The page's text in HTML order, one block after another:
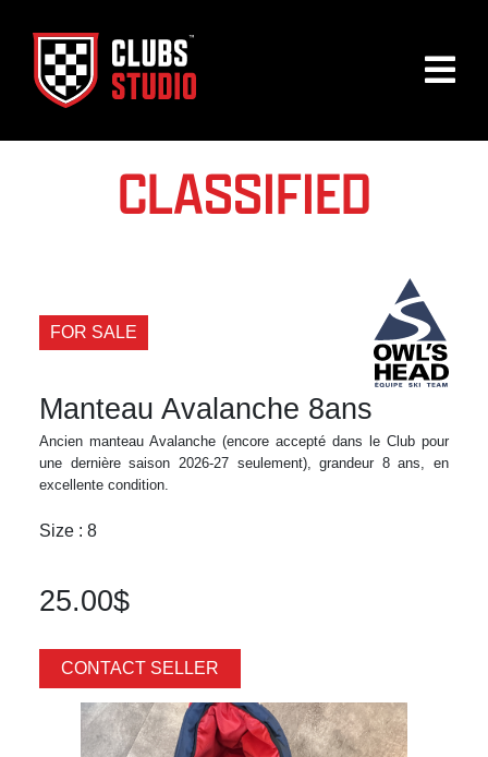
CLASSIFIED
FOR SALE
Manteau Avalanche 8ans
Ancien manteau Avalanche (encore accepté dans le Club pour
une dernière saison 2026-27 seulement), grandeur 8 ans, en
excellente condition.
Size : 8
25.00$
CONTACT SELLER